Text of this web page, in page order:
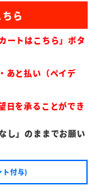
ートはこちら」ボタ
あと払い（ペイデ
日を承ることができ
し」のままでお願い
ト付与)